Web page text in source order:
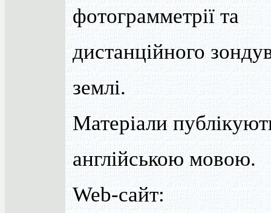
фотограмметрії та
дистанційного
землі.
Матеріали
англійською мовою.
Web-сайт: